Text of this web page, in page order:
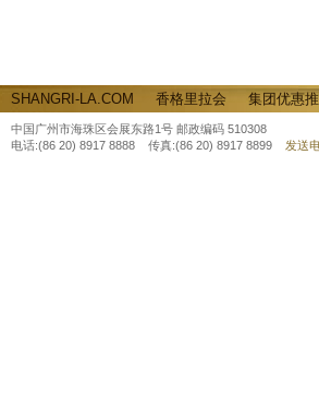
SHANGRI-LA.COM 香格里拉会 集团优惠
中国广州市海珠区会展东路1号 邮政编码 510308
电话:(86 20) 8917 8888 传真:(86 20) 8917 8899 发送